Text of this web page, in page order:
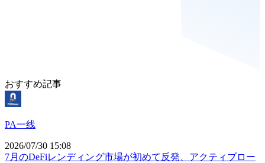
おすすめ記事
PA一线
2026/07/30 15:08
7月のDeFiレンディング市場が初めて反発、アクティブロー